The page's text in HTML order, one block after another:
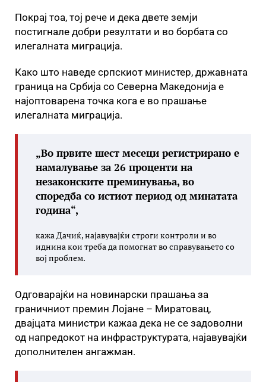
Покрај тоа, тој рече и дека двете земји
постигнале добри резултати и во борбата со
илегалната миграција.
Како што наведе српскиот министер, државната
граница на Србија со Северна Македонија е
најоптоварена точка кога е во прашање
илегалната миграција.
„Во првите шест месеци регистрирано е
намалување за 26 проценти на
незаконските преминувања, во
споредба со истиот период од минатата
година“,
кажа Дачиќ, најавувајќи строги контроли и во
иднина кои треба да помогнат во справувањето со
вој проблем.
Одговарајќи на новинарски прашања за
граничниот премин Лојане – Миратовац,
двајцата министри кажаа дека не се задоволни
од напредокот на инфраструктурата, најавувајќи
дополнителен ангажман.